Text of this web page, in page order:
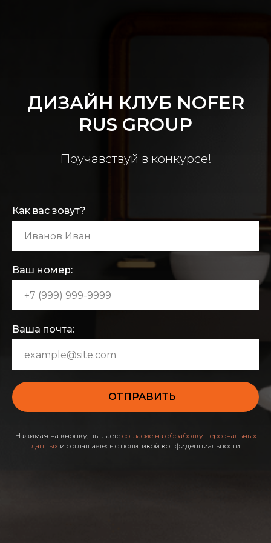
ДИЗАЙН КЛУБ NOFER
RUS GROUP
Поучавствуй в конкурсе!
Как вас зовут?
Ваш номер:
Ваша почта:
ОТПРАВИТЬ
Нажимая на кнопку, вы даете согласие на обработку персональных
данных и соглашаетесь c политикой конфиденциальности